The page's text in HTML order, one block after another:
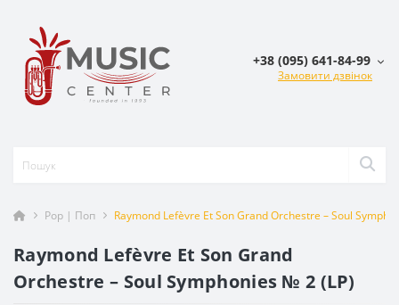
+38 (095) 641-84-99
Замовити дзвінок
Pop | Поп Raymond Lefèvre Et Son Grand Orchestre – Soul
Raymond Lefèvre Et Son Grand
Orchestre – Soul Symphonies № 2 (LP)